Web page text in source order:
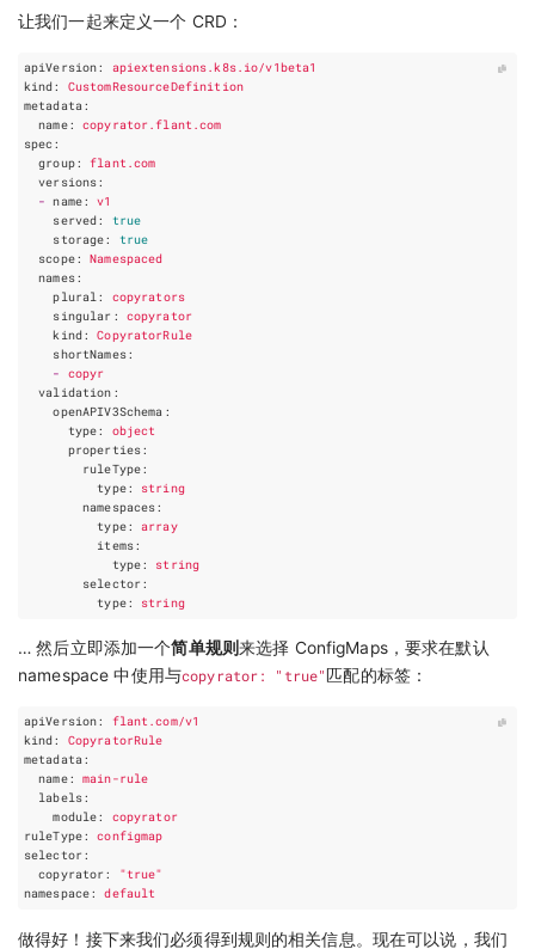
让我们一起来定义一个 CRD：
apiVersion:
apiextensions.k8s.io/v1beta1
kind:
CustomResourceDefinition
metadata:
name:
copyrator.flant.com
spec :
group:
flant.com
versions:
- name:
v1
served:
true
storage:
true
scope:
Namespaced
names:
plural:
copyrators
singular :
copyrator
kind:
CopyratorRule
shortNames:
-
copyr
validation :
openAPIV3Schema :
type:
object
properties:
ruleType:
type:
string
namespaces:
type:
array
items:
type:
string
selector :
type: string
… 然后立即添加一个简单规则来选择 ConfigMaps，要求在默认
namespace 中使用与copyrator: "true" 匹配的标签：
apiVersion:
flant.com/v1
kind :
CopyratorRule
metadata:
name:
main-rule
labels:
module:
copyrator
ruleType:
configmap
selector :
copyrator :
"true"
namespace: default
做得好！接下来我们必须得到规则的相关信息。现在可以说，我们